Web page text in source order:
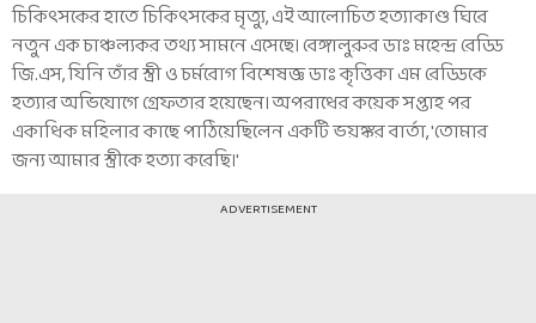
চিকিৎসকের হাতে চিকিৎসকের মৃত্যু, এই আলোচিত হত্যাকাণ্ড ঘিরে
নতুন এক চাঞ্চল্যকর তথ্য সামনে এসেছে। বেঙ্গালুরুর ডাঃ মহেন্দ্র রেড্ডি
জি.এস, যিনি তাঁর স্ত্রী ও চর্মরোগ বিশেষজ্ঞ ডাঃ কৃত্তিকা এম রেড্ডিকে
হত্যার অভিযোগে গ্রেফতার হয়েছেন। অপরাধের কয়েক সপ্তাহ পর
একাধিক মহিলার কাছে পাঠিয়েছিলেন একটি ভয়ঙ্কর বার্তা, 'তোমার
জন্য আমার স্ত্রীকে হত্যা করেছি।'
ADVERTISEMENT